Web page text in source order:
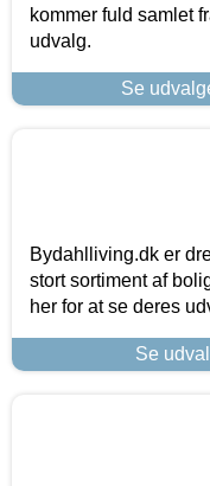
kommer fuld samlet
udvalg.
Se
Bydahlliving.dk er
stort sortiment af
her for at se deres
Se